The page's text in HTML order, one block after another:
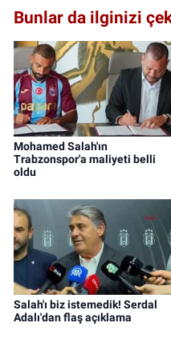
Bunlar da ilginizi
Mohamed Salah'ın
Trabzonspor'a maliyeti belli
oldu
Salah'ı biz istemedik! Serdal
Adalı'dan flaş açıklama